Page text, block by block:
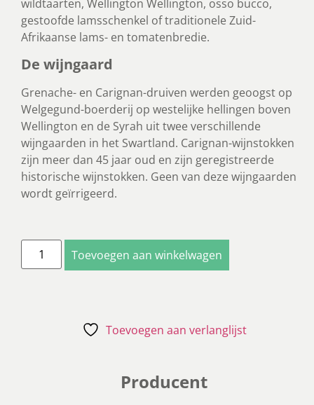
wildtaarten, Wellington Wellington, osso bucco,
gestoofde lamsschenkel of traditionele Zuid-
Afrikaanse lams- en tomatenbredie.
De wijngaard
Grenache- en Carignan-druiven werden geoogst op
Welgegund-boerderij op westelijke hellingen boven
Wellington en de Syrah uit twee verschillende
wijngaarden in het Swartland. Carignan-wijnstokken
zijn meer dan 45 jaar oud en zijn geregistreerde
historische wijnstokken. Geen van deze wijngaarden
wordt geïrrigeerd.
Toevoegen aan winkelwagen
Toevoegen aan verlanglijst
Producent